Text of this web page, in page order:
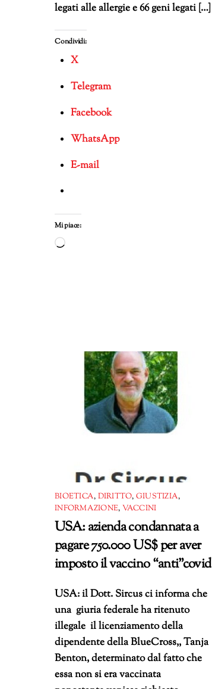
legati alle allergie e 66 geni legati […]
Condividi:
X
Telegram
Facebook
WhatsApp
E-mail
Mi piace:
Caricamento
BIOETICA, DIRITTO, GIUSTIZIA,
INFORMAZIONE, VACCINI
USA: azienda condannata a
pagare 750.000 US$ per aver
imposto il vaccino “anti”covid
USA: il Dott. Sircus ci informa che
una giuria federale ha ritenuto
illegale il licenziamento della
dipendente della BlueCross,, Tanja
Benton, determinato dal fatto che
essa non si era vaccinata